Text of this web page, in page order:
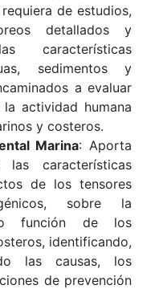
de estudios,
detallados y
características
sedimentos y
a evaluar
actividad humana
y costeros.
Marina: Aporta
características
de los tensores
sobre la
o función de los
identificando,
las causas, los
de prevención